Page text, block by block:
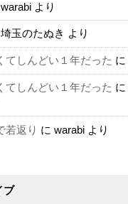
warabi より
埼玉のたぬき より
てしんどい１年だった に
てしんどい１年だった に
若返り に warabi より
ブ